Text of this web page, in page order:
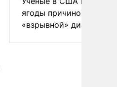
ягоды причиной
«взрывной» диареи